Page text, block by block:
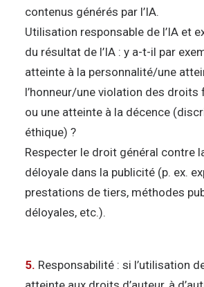
contenus générés par l’IA.
Utilisation responsable de l’IA et
du résultat de l’IA : y a-t-il par
atteinte à la personnalité/une
l’honneur/une violation des
ou une atteinte à la décence
éthique) ?
Respecter le droit général contre
déloyale dans la publicité (p. ex.
prestations de tiers, méthodes
déloyales, etc.).
5. Responsabilité : si l’utilisation